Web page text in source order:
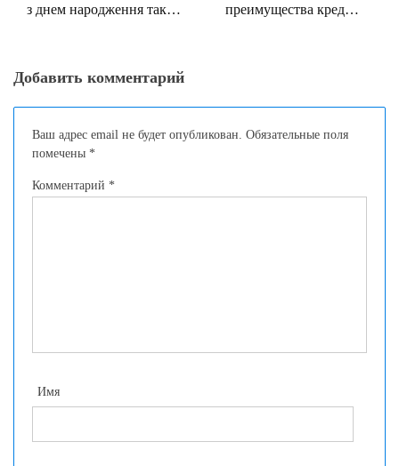
з днем народження так
преимущества кредита
Добавить комментарий
Ваш адрес email не будет опубликован. Обязательные поля
помечены *
Комментарий *
Имя